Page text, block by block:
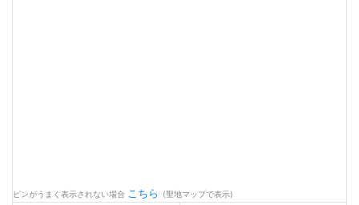
ピンがうまく表示されない場合 こちら (聖地マップで表示)